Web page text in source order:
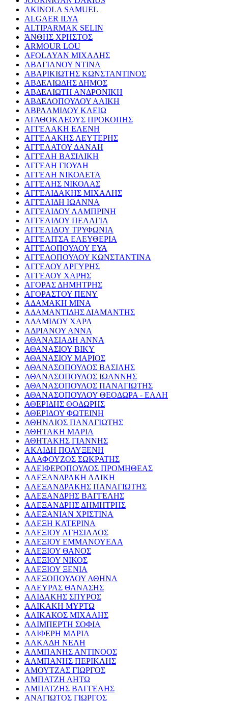
AKINOLA SAMUEL
ALGAER ILYA
ALTIPARMAK SELIN
ΆΝΘΗΣ ΧΡΗΣΤΟΣ
ARMOUR LOU
AFOLAYAN ΜΙΧΑΛΗΣ
ΑΒΑΓΙΑΝΟΥ ΝΤΙΝΑ
ΑΒΑΡΙΚΙΩΤΗΣ ΚΩΝΣΤΑΝΤΙΝΟΣ
ΑΒΔΕΛΙΩΔΗΣ ΔΗΜΟΣ
ΑΒΔΕΛΙΩΤΗ ΑΝΔΡΟΝΙΚΗ
ΑΒΔΕΛΟΠΟΥΛΟΥ ΑΛΙΚΗ
ΑΒΡΑΑΜΙΔΟΥ ΚΛΕΙΩ
ΑΓΑΘΟΚΛΕΟΥΣ ΠΡΟΚΟΠΗΣ
ΑΓΓΕΛΑΚΗ ΕΛΕΝΗ
ΑΓΓΕΛΑΚΗΣ ΛΕΥΤΕΡΗΣ
ΑΓΓΕΛΑΤΟΥ ΔΑΝΑΗ
ΑΓΓΕΛΗ ΒΑΣΙΛΙΚΗ
ΑΓΓΕΛΗ ΓΙΟΥΛΗ
ΑΓΓΕΛΗ ΝΙΚΟΛΕΤΑ
ΑΓΓΕΛΗΣ ΝΙΚΟΛΑΣ
ΑΓΓΕΛΙΔΑΚΗΣ ΜΙΧΑΛΗΣ
ΑΓΓΕΛΙΔΗ ΙΩΑΝΝΑ
ΑΓΓΕΛΙΔΟΥ ΛΑΜΠΡΙΝΗ
ΑΓΓΕΛΙΔΟΥ ΠΕΛΑΓΙΑ
ΑΓΓΕΛΙΔΟΥ ΤΡΥΦΩΝΙΑ
ΑΓΓΕΛΙΤΣΑ ΕΛΕΥΘΕΡΙΑ
ΑΓΓΕΛΟΠΟΥΛΟΥ ΕΥΑ
ΑΓΓΕΛΟΠΟΥΛΟΥ ΚΩΝΣΤΑΝΤΙΝΑ
ΑΓΓΕΛΟΥ ΑΡΓΥΡΗΣ
ΑΓΓΕΛΟΥ ΧΑΡΗΣ
ΑΓΟΡΑΣ ΔΗΜΗΤΡΗΣ
ΑΓΟΡΑΣΤΟΥ ΠΕΝΥ
ΑΔΑΜΑΚΗ ΜΙΝΑ
ΑΔΑΜΑΝΤΙΔΗΣ ΔΙΑΜΑΝΤΗΣ
ΑΔΑΜΙΔΟΥ ΧΑΡΑ
ΑΔΡΙΑΝΟΥ ΑΝΝΑ
ΑΘΑΝΑΣΙΑΔΗ ΑΝΝΑ
ΑΘΑΝΑΣΙΟΥ ΒΙΚΥ
ΑΘΑΝΑΣΙΟΥ ΜΑΡΙΟΣ
ΑΘΑΝΑΣΟΠΟΥΛΟΣ ΒΑΣΙΛΗΣ
ΑΘΑΝΑΣΟΠΟΥΛΟΣ ΙΩΑΝΝΗΣ
ΑΘΑΝΑΣΟΠΟΥΛΟΣ ΠΑΝΑΓΙΩΤΗΣ
ΑΘΑΝΑΣΟΠΟΥΛΟΥ ΘΕΟΔΩΡΑ - ΕΛΛΗ
ΑΘΕΡΙΔΗΣ ΘΟΔΩΡΗΣ
ΑΘΕΡΙΔΟΥ ΦΩΤΕΙΝΗ
ΑΘΗΝΑΙΟΣ ΠΑΝΑΓΙΩΤΗΣ
ΑΘΗΤΑΚΗ ΜΑΡΙΑ
ΑΘΗΤΑΚΗΣ ΓΙΑΝΝΗΣ
ΑΚΛΙΔΗ ΠΟΛΥΞΕΝΗ
ΑΛΑΦΟΥΖΟΣ ΣΩΚΡΑΤΗΣ
ΑΛΕΙΦΕΡΟΠΟΥΛΟΣ ΠΡΟΜΗΘΕΑΣ
ΑΛΕΞΑΝΔΡΑΚΗ ΑΛΙΚΗ
ΑΛΕΞΑΝΔΡΑΚΗΣ ΠΑΝΑΓΙΩΤΗΣ
ΑΛΕΞΑΝΔΡΗΣ ΒΑΓΓΕΛΗΣ
ΑΛΕΞΑΝΔΡΗΣ ΔΗΜΗΤΡΗΣ
ΑΛΕΞΑΝΙΑΝ ΧΡΙΣΤΙΝΑ
ΑΛΕΞΗ ΚΑΤΕΡΙΝΑ
ΑΛΕΞΙΟΥ ΑΓΗΣΙΛΑΟΣ
ΑΛΕΞΙΟΥ ΕΜΜΑΝΟΥΕΛΑ
ΑΛΕΞΙΟΥ ΘΑΝΟΣ
ΑΛΕΞΙΟΥ ΝΙΚΟΣ
ΑΛΕΞΙΟΥ ΞΕΝΙΑ
ΑΛΕΞΟΠΟΥΛΟΥ ΑΘΗΝΑ
ΑΛΕΥΡΑΣ ΘΑΝΑΣΗΣ
ΑΛΙΔΑΚΗΣ ΣΠΥΡΟΣ
ΑΛΙΚΑΚΗ ΜΥΡΤΩ
ΑΛΙΚΑΚΟΣ ΜΙΧΑΛΗΣ
ΑΛΙΜΠΕΡΤΗ ΣΟΦΙΑ
ΑΛΙΦΕΡΗ ΜΑΡΙΑ
ΑΛΚΑΔΗ ΝΕΛΗ
ΑΛΜΠΑΝΗΣ ΑΝΤΙΝΟΟΣ
ΑΛΜΠΑΝΗΣ ΠΕΡΙΚΛΗΣ
ΑΜΟΥΤΖΑΣ ΓΙΩΡΓΟΣ
ΑΜΠΑΤΖΗ ΛΗΤΩ
ΑΜΠΑΤΖΗΣ ΒΑΓΓΕΛΗΣ
ΑΝΑΓΙΩΤΟΣ ΓΙΩΡΓΟΣ